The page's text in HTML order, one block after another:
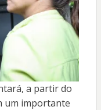
a partir do
um importante